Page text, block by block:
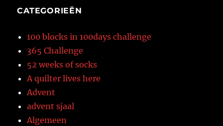
CATEGORIEËN
100 blocks in 100days challenge
365 Challenge
52 weeks of socks
A quilter lives here
Advent
advent sjaal
Algemeen